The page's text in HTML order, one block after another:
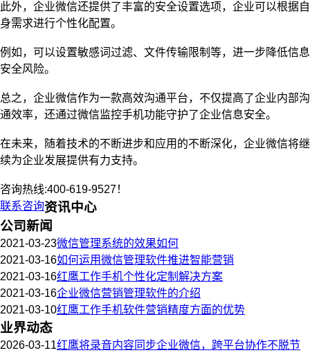
此外，企业微信还提供了丰富的安全设置选项，企业可以根据自
身需求进行个性化配置。
例如，可以设置敏感词过滤、文件传输限制等，进一步降低信息
安全风险。
总之，企业微信作为一款高效沟通平台，不仅提高了企业内部沟
通效率，还通过微信监控手机功能守护了企业信息安全。
在未来，随着技术的不断进步和应用的不断深化，企业微信将继
续为企业发展提供有力支持。
咨询热线:400-619-9527！
联系咨询资讯中心
公司新闻
2021-03-23微信管理系统的效果如何
2021-03-16如何运用微信管理软件推进智能营销
2021-03-16红鹰工作手机个性化定制解决方案
2021-03-16企业微信营销管理软件的介绍
2021-03-10红鹰工作手机软件营销精度方面的优势
业界动态
2026-03-11红鹰将录音内容同步企业微信，跨平台协作不脱节